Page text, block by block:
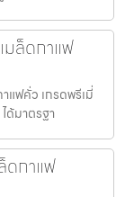
มล็ดกาแฟ
แฟคั่ว เกรดพรีเมี่
ด้มาตรฐา
ดกาแฟ